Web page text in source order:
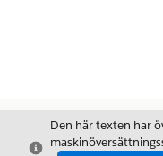
Stäng
Den här texten har